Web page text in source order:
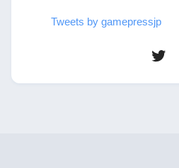
Tweets by gamepressjp